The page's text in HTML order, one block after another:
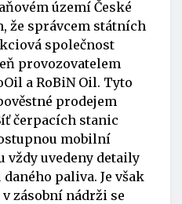
území České
že správcem státních
společnost
provozovatelem
a RoBiN Oil. Tyto
prodejem
čerpacích stanic
mobilní
vždy uvedeny detaily
paliva. Je však
zásobní nádrži se